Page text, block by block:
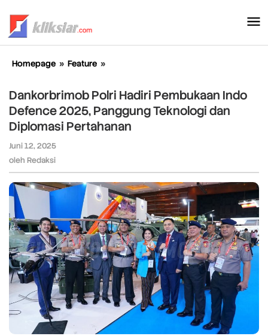
konten
Homepage » Feature »
Hadiri
Pembukaan
Indo
Defence
dan
Diplomasi
Pertahanan
Dankorbrimob Polri Hadiri Pembukaan Indo
Defence 2025, Panggung Teknologi dan
Diplomasi Pertahanan
Juni 12, 2025
oleh Redaksi